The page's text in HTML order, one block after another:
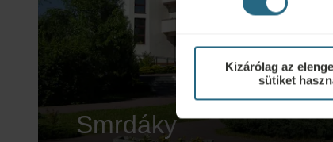
Kizárólag az
sütiket
Smrdáky